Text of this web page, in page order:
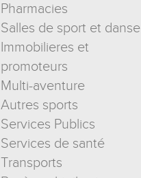
Pharmacies
Salles de sport et danse
Immobilieres et
promoteurs
Multi-aventure
Autres sports
Services Publics
Services de santé
Transports